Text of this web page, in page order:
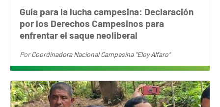
Guía para la lucha campesina: Declaración
por los Derechos Campesinos para
enfrentar el saque neoliberal
PorCoordinadora Nacional Campesina “Eloy Alfaro”